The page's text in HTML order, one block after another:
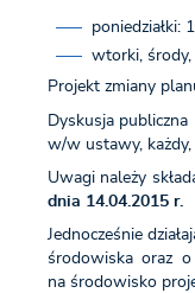
poniedziałki:
wtorki, środy,
Projekt zmiany
Dyskusja
w/w ustawy,
Uwagi należy
dnia 14.04.2015 r.
Jednocześnie
środowiska oraz
na środowisko